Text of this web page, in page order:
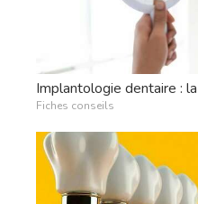
Implantologie dentaire :
Fiches conseils